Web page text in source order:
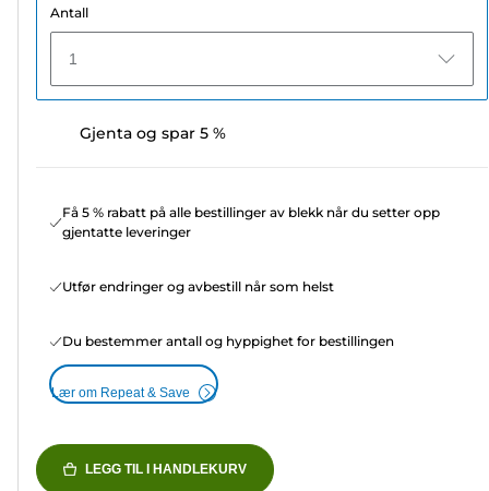
Antall
1
Gjenta og spar 5 %
Få 5 % rabatt på alle bestillinger av blekk når du setter opp
gjentatte leveringer
Utfør endringer og avbestill når som helst
Du bestemmer antall og hyppighet for bestillingen
Lær om Repeat & Save
LEGG TIL I HANDLEKURV